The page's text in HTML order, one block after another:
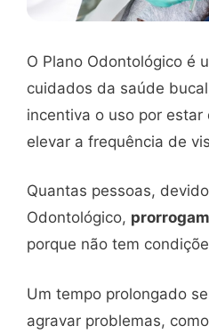
O Plano Odontológico é
cuidados da saúde
incentiva o uso por
elevar a frequência de
Quantas pessoas,
Odontológico,
porque não tem
Um tempo prolongado
agravar problemas,